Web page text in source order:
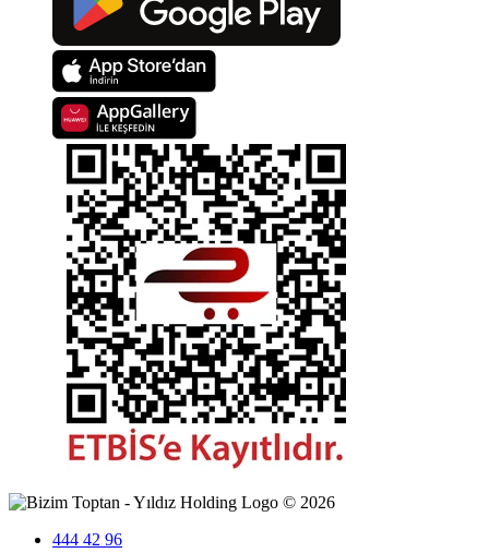
© 2026
444 42 96